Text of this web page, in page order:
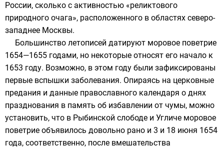
России, сколько с активностью «реликтового
природного очага», расположенного в областях северо-
западнее Москвы.
Большинство летописей датируют моровое поветрие
1654—1655 годами, но некоторые относят его начало к
1653 году. Возможно, в этом году были зафиксированы
первые вспышки заболевания. Опираясь на церковные
предания и данные православного календаря о днях
празднования в память об избавлении от чумы, можно
установить, что в Рыбинской слободе и Угличе моровое
поветрие объявилось довольно рано и 3 и 18 июня 1654
года, соответственно, после вмешательства